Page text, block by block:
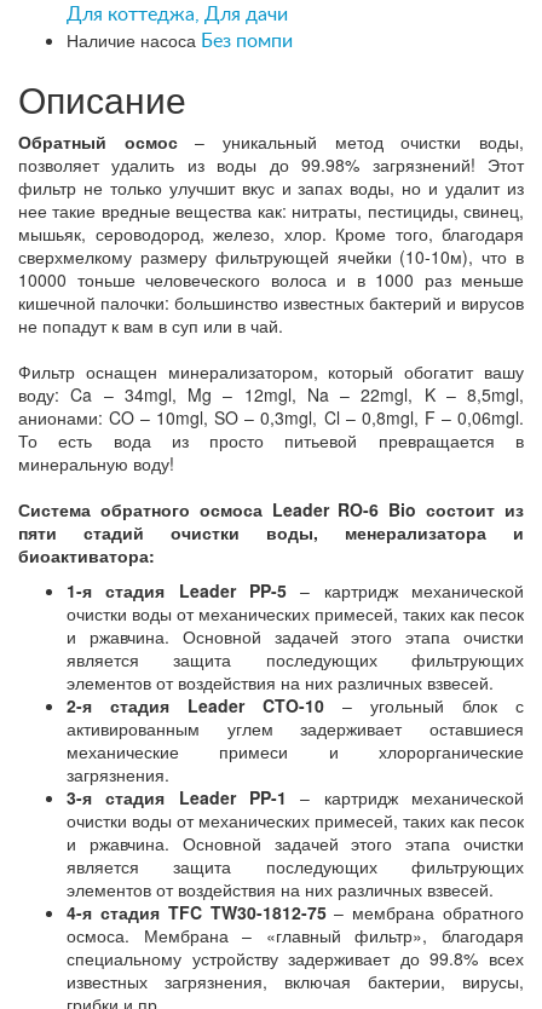
Для коттеджа, Для дачи
Наличие насоса Без помпи
Описание
Обратный осмос– уникальный метод очистки воды,
позволяет удалить из воды до 99.98% загрязнений! Этот
фильтр не только улучшит вкус и запах воды, но и удалит из
нее такие вредные вещества как: нитраты, пестициды, свинец,
мышьяк, сероводород, железо, хлор. Кроме того, благодаря
сверхмелкому размеру фильтрующей ячейки (10-10м), что в
10000 тоньше человеческого волоса и в 1000 раз меньше
кишечной палочки: большинство известных бактерий и вирусов
не попадут к вам в суп или в чай.
Фильтр оснащен минерализатором, который обогатит вашу
воду: Ca – 34mgl, Mg – 12mgl, Na – 22mgl, K – 8,5mgl,
анионами: CO – 10mgl, SO – 0,3mgl, Cl – 0,8mgl, F – 0,06mgl.
То есть вода из просто питьевой превращается в
минеральную воду!
Система обратного осмоса Leader RO-6 Bio состоит из
пяти стадий очистки воды, менерализатора и
биоактиватора:
1-я стадия Leader PP-5– картридж механической
очистки воды от механических примесей, таких как песок
и ржавчина. Основной задачей этого этапа очистки
является защита последующих фильтрующих
элементов от воздействия на них различных взвесей.
2-я стадия Leader CTO-10 – угольный блок с
активированным углем задерживает оставшиеся
механические примеси и хлорорганические
загрязнения.
3-я стадия Leader PP-1 – картридж механической
очистки воды от механических примесей, таких как песок
и ржавчина. Основной задачей этого этапа очистки
является защита последующих фильтрующих
элементов от воздействия на них различных взвесей.
4-я стадия TFC TW30-1812-75– мембрана обратного
осмоса. Мембрана – «главный фильтр», благодаря
специальному устройству задерживает до 99.8% всех
известных загрязнения, включая бактерии, вирусы,
грибки и пр.